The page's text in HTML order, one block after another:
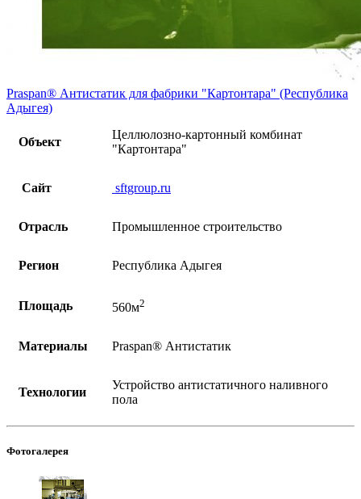
Praspan® Антистатик для фабрики "Картонтара" (Республика
Адыгея)
Объект
Целлюлозно-картонный комбинат
"Картонтара"
Сайт sftgroup.ru
Отрасль Промышленное строительство
Регион Республика Адыгея
Площадь 560м2
Материалы Praspan® Антистатик
Технологии
Устройство антистатичного наливного
пола
Фотогалерея